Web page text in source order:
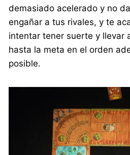
demasiado acelerado y no
engañar a tus rivales, y te
intentar tener suerte y llevar
hasta la meta en el orden
posible.